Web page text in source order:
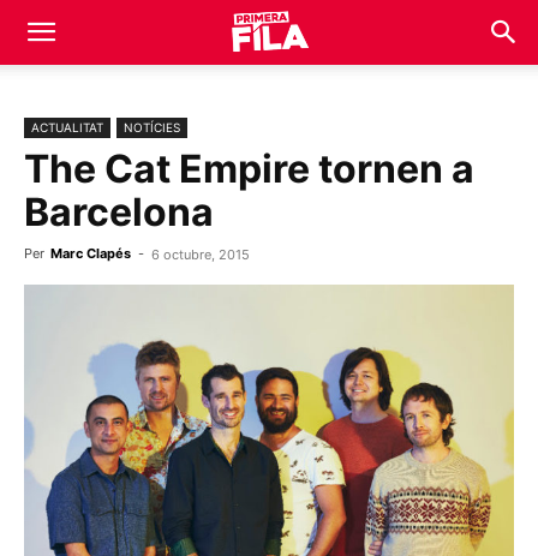
ACTUALITAT NOTÍCIES
The Cat Empire tornen a
Barcelona
Per Marc Clapés - 6 octubre, 2015